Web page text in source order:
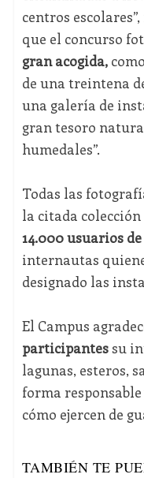
centros
que el concurso
gran acogida,
de una treintena
una galería de
gran tesoro
humedales”.
Todas las
la citada colección
14.000 usuarios
internautas
designado las
El Campus
participantessu
lagunas, esteros,
forma
cómo ejercen de
TAMBIÉN TE